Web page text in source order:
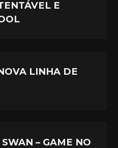
E
LINHA DE
– GAME NO